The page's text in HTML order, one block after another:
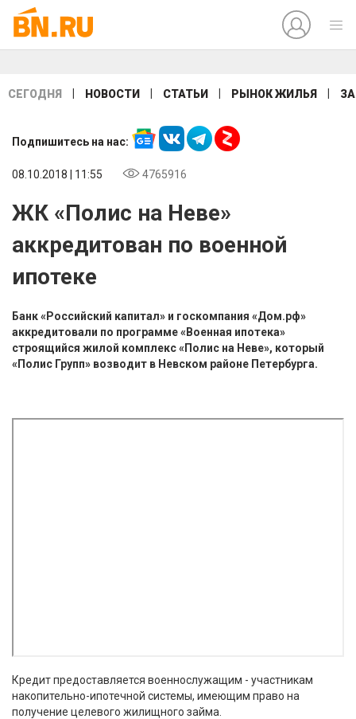
СЕГОДНЯ НОВОСТИ СТАТЬИ РЫНОК ЖИЛЬЯ
Подпишитесь на нас:
08.10.2018 | 11:55 4765916
ЖК «Полис на Неве»
аккредитован по военной
ипотеке
Банк «Российский капитал» и госкомпания «Дом.рф»
аккредитовали по программе «Военная ипотека»
строящийся жилой комплекс «Полис на Неве», который
«Полис Групп» возводит в Невском районе Петербурга.
Кредит предоставляется военнослужащим - участникам
накопительно-ипотечной системы, имеющим право на
получение целевого жилищного займа.